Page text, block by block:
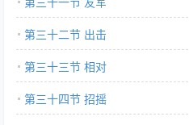
第三十二节 出击
第三十三节 相对
第三十四节 招摇